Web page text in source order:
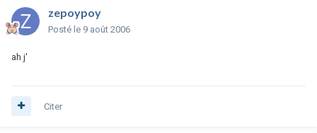
zepoypoy
Posté le 9 août 2006
ah j'
Citer